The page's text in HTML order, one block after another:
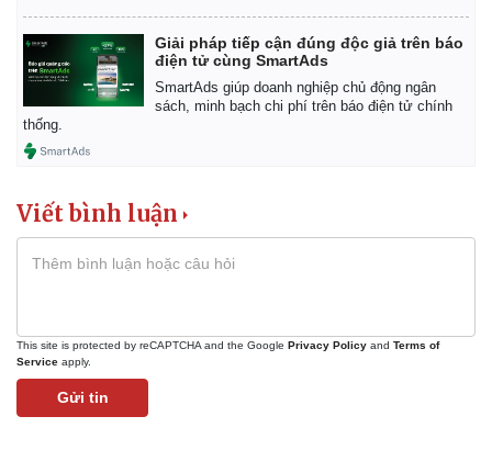
Giải pháp tiếp cận đúng độc giả trên báo
điện tử cùng SmartAds
SmartAds giúp doanh nghiệp chủ động ngân
sách, minh bạch chi phí trên báo điện tử chính
thống.
Viết bình luận
This site is protected by reCAPTCHA and the Google Privacy Policy and Terms of
Service apply.
Gửi tin